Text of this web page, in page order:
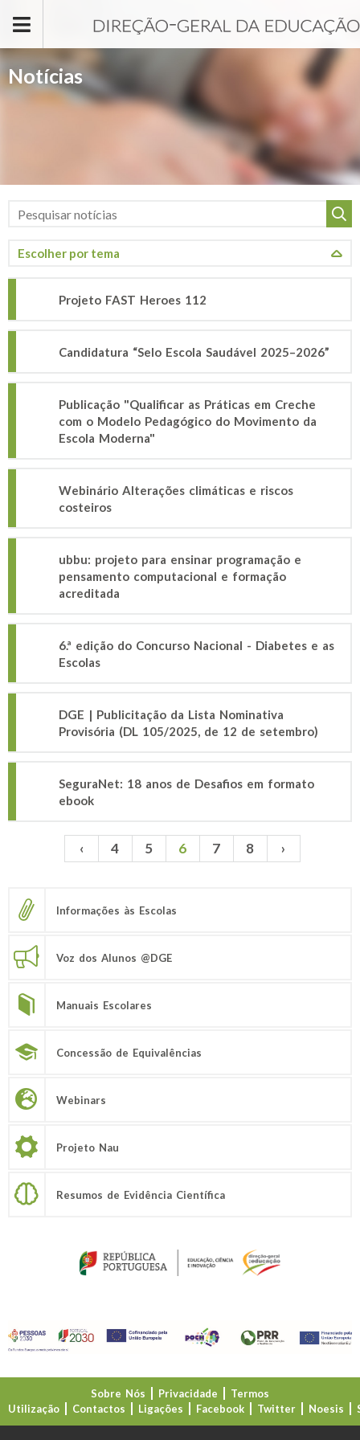
Notícias
Projeto FAST Heroes 112
Candidatura “Selo Escola Saudável 2025–2026”
Publicação "Qualificar as Práticas em Creche
com o Modelo Pedagógico do Movimento da
Escola Moderna"
Webinário Alterações climáticas e riscos
costeiros
ubbu: projeto para ensinar programação e
pensamento computacional e formação
acreditada
6.ª edição do Concurso Nacional - Diabetes e as
Escolas
DGE | Publicitação da Lista Nominativa
Provisória (DL 105/2025, de 12 de setembro)
SeguraNet: 18 anos de Desafios em formato
ebook
Páginas ‹ 4 5 6 7 8 ›
Informações às Escolas
Voz dos Alunos @DGE
Manuais Escolares
Concessão de Equivalências
Webinars
Projeto Nau
Resumos de Evidência Científica
Sobre Nós Privacidade
Termos
Utilização
Contactos Ligações Facebook Twitter Noesis